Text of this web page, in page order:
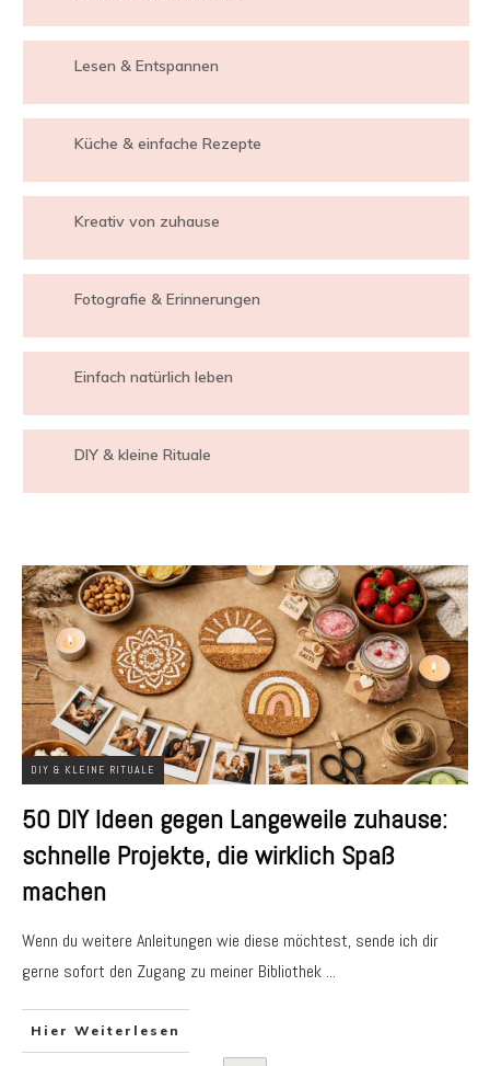
DIY & KLEINE RITUALE
50 DIY Ideen gegen Langeweile zuhause:
schnelle Projekte, die wirklich Spaß
machen
Wenn du weitere Anleitungen wie diese möchtest, sende ich dir
gerne sofort den Zugang zu meiner Bibliothek ...
Hier Weiterlesen
Lesen & Entspannen
Küche & einfache Rezepte
Kreativ von zuhause
Fotografie & Erinnerungen
Einfach natürlich leben
DIY & kleine Rituale